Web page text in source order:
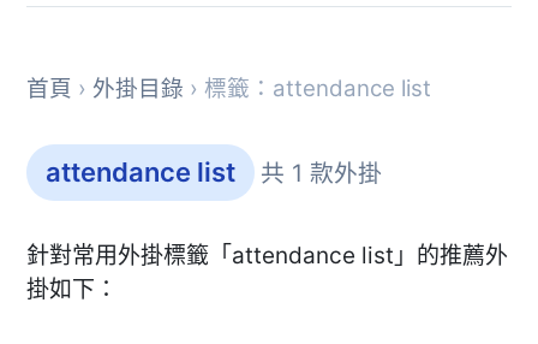
首頁 › 外掛目錄 › 標籤：attendance list
attendance list 共 1 款外掛
針對常用外掛標籤「attendance list」的推薦外
掛如下：